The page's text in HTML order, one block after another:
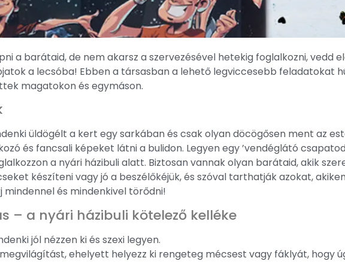
a barátaid, de nem akarsz a szervezésével hetekig foglalkozni, vedd
a lecsóba! Ebben a társasban a lehető legviccesebb feladatokat
magatokon és egymáson.
üldögélt a kert egy sarkában és csak olyan döcögősen ment az
és fancsali képeket látni a bulidon. Legyen egy ’vendéglátó
a nyári házibuli alatt. Biztosan vannak olyan barátaid, akik
készíteni vagy jó a beszélőkéjük, és szóval tarthatják azokat,
mindennel és mindenkivel törődni!
– a nyári házibuli kötelező kelléke
jól nézzen ki és szexi legyen.
ehelyett helyezz ki rengeteg mécsest vagy fáklyát, hogy